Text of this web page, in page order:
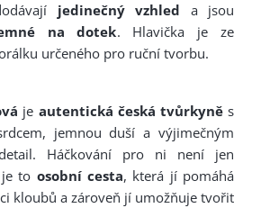
jedinečný vzhled a jsou
na dotek. Hlavička je ze
určeného pro ruční tvorbu.
je autentická česká tvůrkyněs
jemnou duší a výjimečným
Háčkování pro ni není jen
to osobní cesta, která jí pomáhá
kloubů a zároveň jí umožňuje tvořit